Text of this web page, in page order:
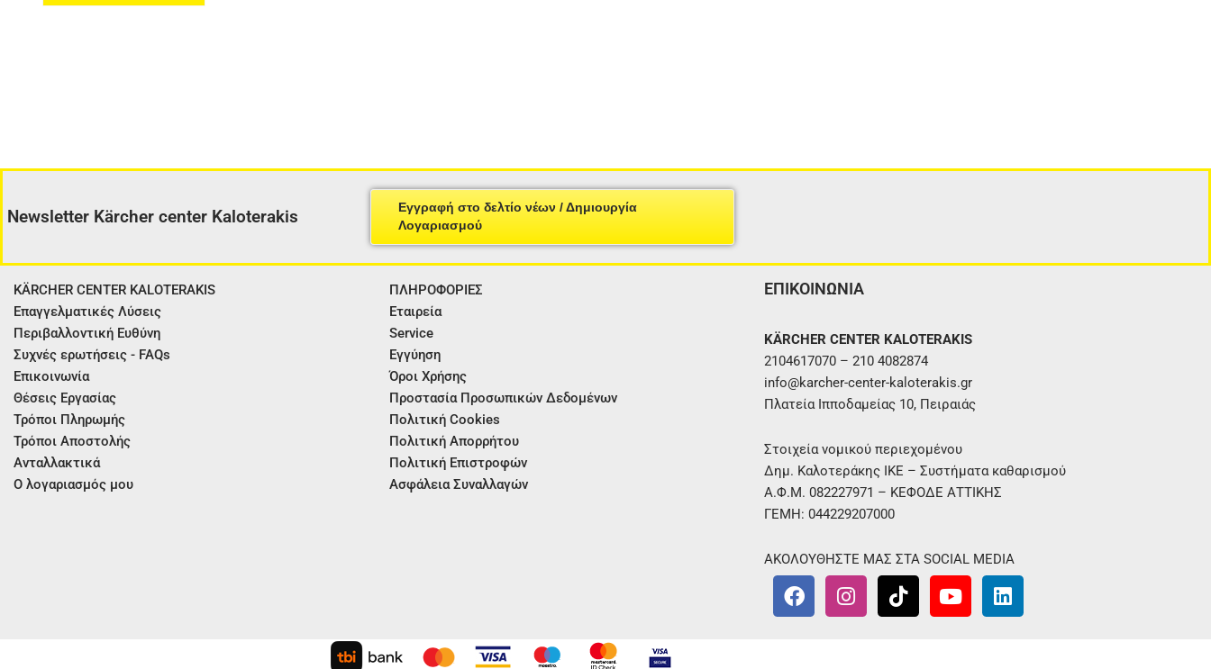
Newsletter Kärcher center Kaloterakis
Εγγραφή στο δελτίο νέων / Δημιουργία
Λογαριασμού
KÄRCHER CENTER KALOTERAKIS
Επαγγελματικές Λύσεις
Περιβαλλοντική Ευθύνη
Συχνές ερωτήσεις - FAQs
Επικοινωνία
Θέσεις Εργασίας
Τρόποι Πληρωμής
Τρόποι Αποστολής
Ανταλλακτικά
Ο λογαριασμός μου
ΠΛΗΡΟΦΟΡΙΕΣ
Εταιρεία
Service
Εγγύηση
Όροι Χρήσης
Προστασία Προσωπικών Δεδομένων
Πολιτική Cookies
Πολιτική Απορρήτου
Πολιτική Επιστροφών
Ασφάλεια Συναλλαγών
ΕΠΙΚΟΙΝΩΝΙΑ
KÄRCHER CENTER KALOTERAKIS
2104617070 – 210 4082874
info@karcher-center-kaloterakis.gr
Πλατεία Ιπποδαμείας 10, Πειραιάς
Στοιχεία νομικού περιεχομένου
Δημ. Καλοτεράκης ΙΚΕ – Συστήματα καθαρισμού
Α.Φ.Μ. 082227971 – ΚΕΦΟΔΕ ΑΤΤΙΚΗΣ
ΓΕΜΗ: 044229207000
ΑΚΟΛΟΥΘΗΣΤΕ ΜΑΣ ΣΤΑ SOCIAL MEDIA
F
a
I
n
T
i
Y
o
L
i